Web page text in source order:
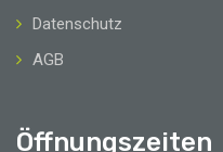
Datenschutz
AGB
Öffnungszeiten